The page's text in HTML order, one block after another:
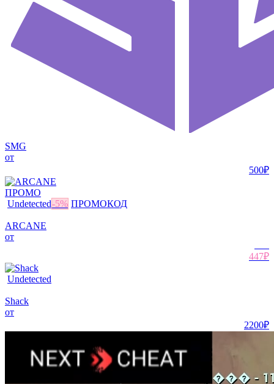
SMG
от
500₽
ПРОМО
Undetected-5% ПРОМОКОД
ARCANE
от
447₽
Undetected
Shack
от
2200₽